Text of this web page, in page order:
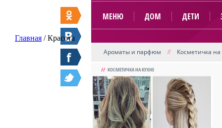
МЕНЮ ДОМ ДЕТИ
Главная /Красота
Ароматы и парфюм
// Косметичка на
// КОСМЕТИЧКА НА КУХНЕ